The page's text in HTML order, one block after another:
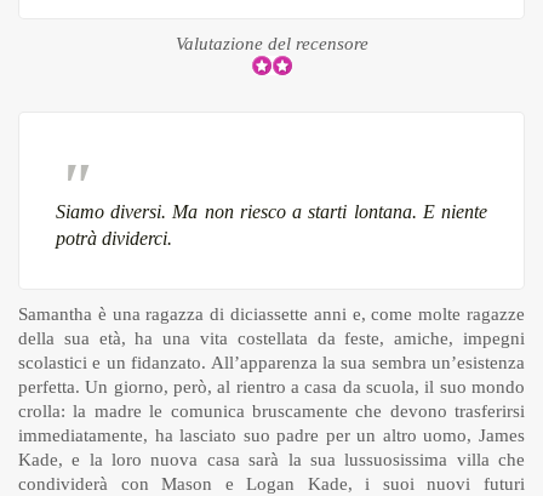
Valutazione del recensore
Siamo diversi. Ma non riesco a starti lontana. E niente
potrà dividerci.
Samantha è una ragazza di diciassette anni e, come molte ragazze
della sua età, ha una vita costellata da feste, amiche, impegni
scolastici e un fidanzato. All’apparenza la sua sembra un’esistenza
perfetta. Un giorno, però, al rientro a casa da scuola, il suo mondo
crolla: la madre le comunica bruscamente che devono trasferirsi
immediatamente, ha lasciato suo padre per un altro uomo, James
Kade, e la loro nuova casa sarà la sua lussuosissima villa che
condividerà con Mason e Logan Kade, i suoi nuovi futuri